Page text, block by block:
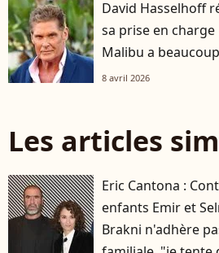
David Hasselhoff
sa prise en charge : la star d'Alerte
Malibu a
8 avril 2026
Les articles
Eric Cantona :
enfants Emir et
Brakni n'adhère